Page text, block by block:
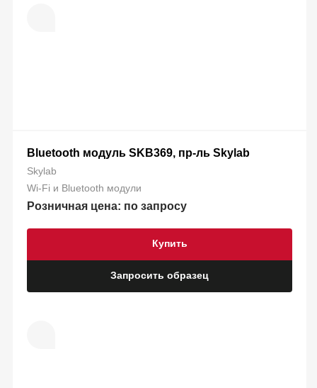
Bluetooth модуль SKB369, пр-ль Skylab
Skylab
Wi-Fi и Bluetooth модули
Розничная цена: по запросу
Запросить образец
Купить